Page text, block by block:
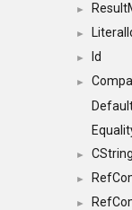
►
►
► Id
►
►
►
►